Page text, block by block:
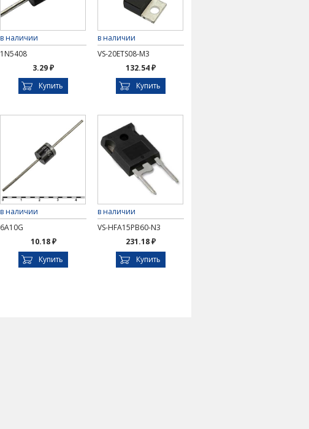
в наличии
1N5408
3.29 ₽
Купить
в наличии
VS-20ETS08-M3
132.54 ₽
Купить
в наличии
6A10G
10.18 ₽
Купить
в наличии
VS-HFA15PB60-N3
231.18 ₽
Купить